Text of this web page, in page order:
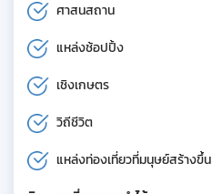
ศาสนสถาน
แหล่งช้อปปิ้ง
เชิงเกษตร
วิถีชีวิต
แหล่งท่องเที่ยวที่มนุษย์สร้างขึ้น